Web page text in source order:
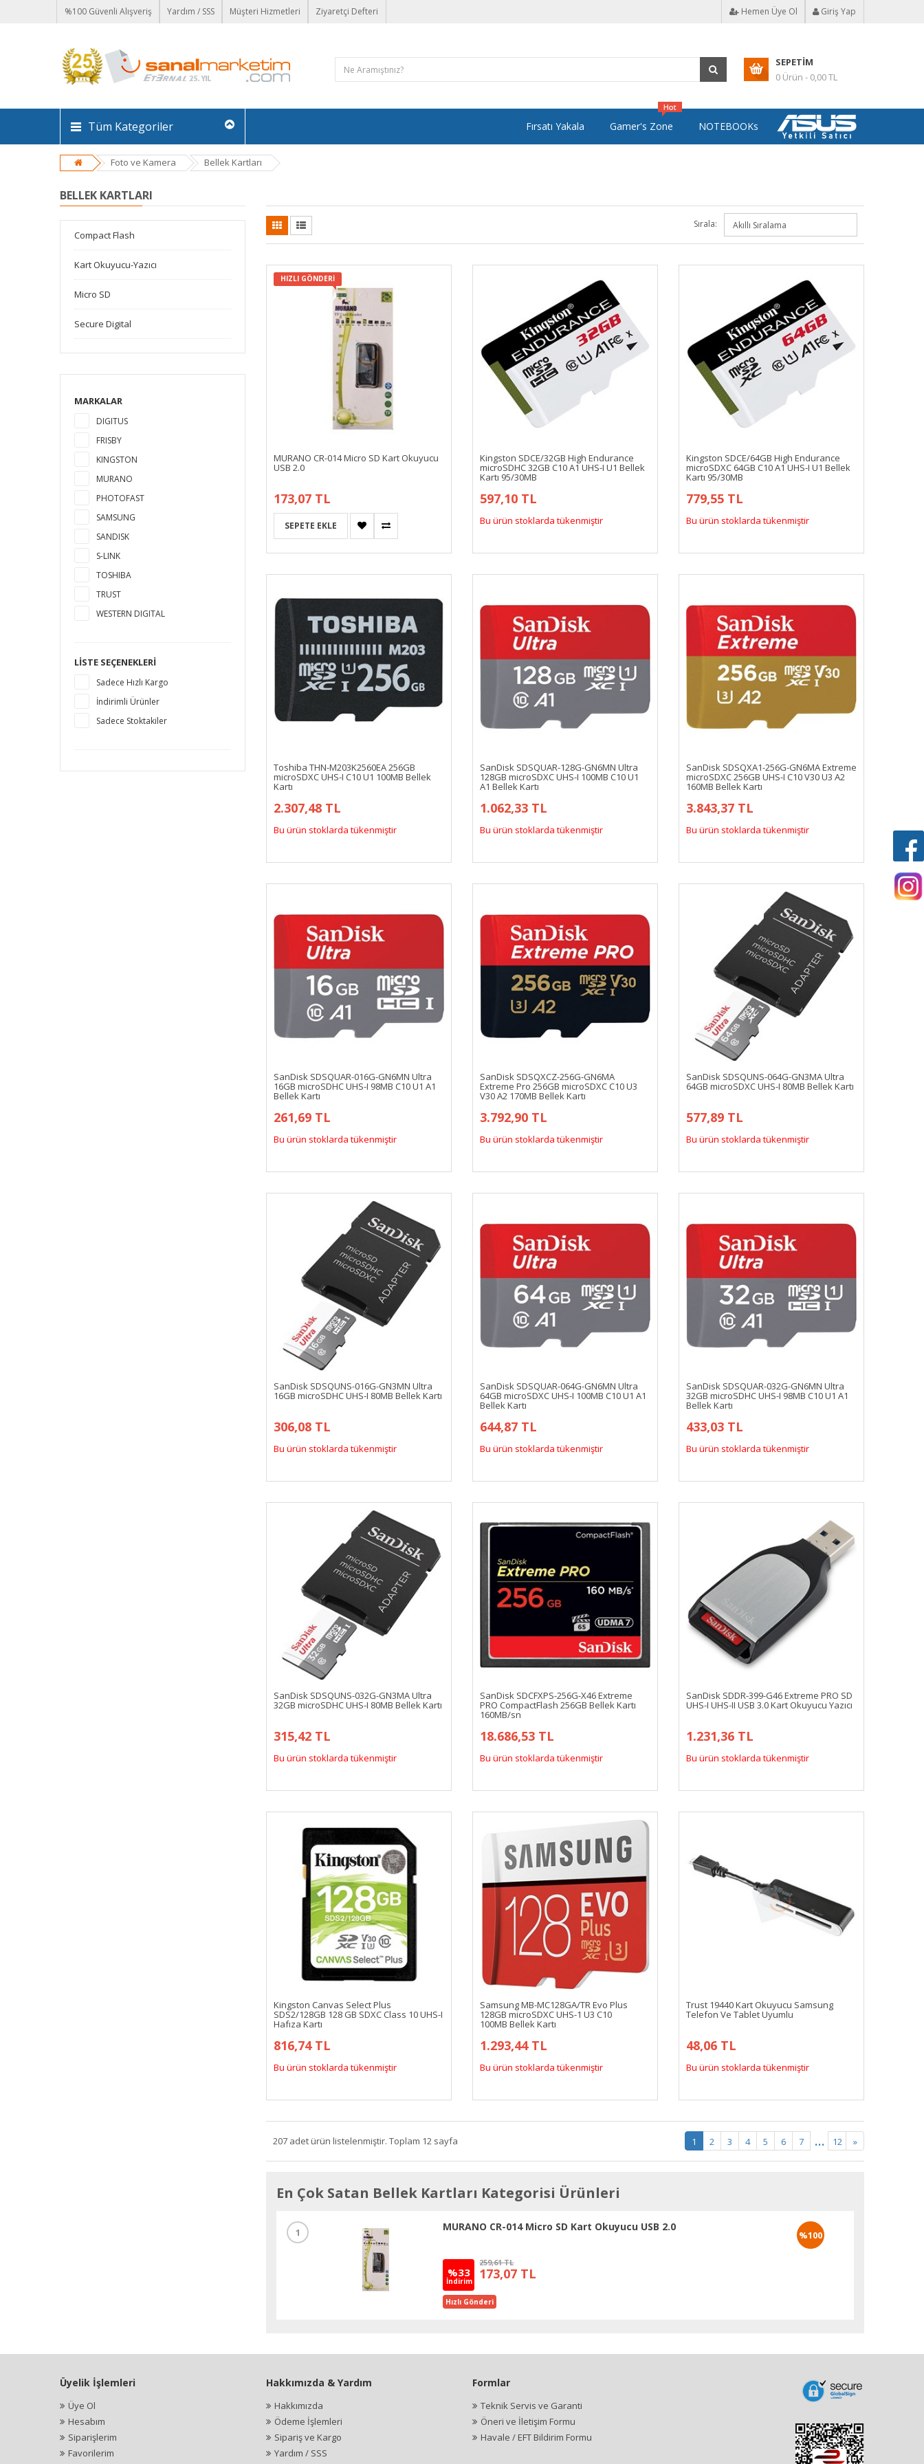
%100 Güvenli Alışveriş Yardım / SSS Müşteri Hizmetleri Ziyaretçi Defteri Hemen Üye Ol Giriş Yap
SEPETIM
0 Ürün - 0,00 TL
Tüm Kategoriler Fırsatı Yakala Gamer's Zone NOTEBOOKs
Foto ve Kamera Bellek Kartları
BELLEK KARTLARI
Compact Flash
Kart Okuyucu-Yazıcı
Micro SD
Secure Digital
MARKALAR
DIGITUS
FRISBY
KINGSTON
MURANO
PHOTOFAST
SAMSUNG
SANDISK
S-LINK
TOSHIBA
TRUST
WESTERN DIGITAL
LISTE SEÇENEKLERI
Sadece Hızlı Kargo
İndirimli Ürünler
Sadece Stoktakiler
Sırala:
HIZLI GÖNDERI
MURANO CR-014 Micro SD Kart Okuyucu
USB 2.0
173,07 TL
Kingston SDCE/32GB High Endurance
microSDHC 32GB C10 A1 UHS-I U1 Bellek
Kartı 95/30MB
597,10 TL
Bu ürün stoklarda tükenmiştir
Kingston SDCE/64GB High Endurance
microSDXC 64GB C10 A1 UHS-I U1 Bellek
Kartı 95/30MB
779,55 TL
Bu ürün stoklarda tükenmiştir
Toshiba THN-M203K2560EA 256GB
microSDXC UHS-I C10 U1 100MB Bellek
Kartı
2.307,48 TL
Bu ürün stoklarda tükenmiştir
SanDisk SDSQUAR-128G-GN6MN Ultra
128GB microSDXC UHS-I 100MB C10 U1
A1 Bellek Kartı
1.062,33 TL
Bu ürün stoklarda tükenmiştir
SanDisk SDSQXA1-256G-GN6MA Extreme
microSDXC 256GB UHS-I C10 V30 U3 A2
160MB Bellek Kartı
3.843,37 TL
Bu ürün stoklarda tükenmiştir
SanDisk SDSQUAR-016G-GN6MN Ultra
16GB microSDHC UHS-I 98MB C10 U1 A1
Bellek Kartı
261,69 TL
Bu ürün stoklarda tükenmiştir
SanDisk SDSQXCZ-256G-GN6MA
Extreme Pro 256GB microSDXC C10 U3
V30 A2 170MB Bellek Kartı
3.792,90 TL
Bu ürün stoklarda tükenmiştir
SanDisk SDSQUNS-064G-GN3MA Ultra
64GB microSDXC UHS-I 80MB Bellek Kartı
577,89 TL
Bu ürün stoklarda tükenmiştir
SanDisk SDSQUNS-016G-GN3MN Ultra
16GB microSDHC UHS-I 80MB Bellek Kartı
306,08 TL
Bu ürün stoklarda tükenmiştir
SanDisk SDSQUAR-064G-GN6MN Ultra
64GB microSDXC UHS-I 100MB C10 U1 A1
Bellek Kartı
644,87 TL
Bu ürün stoklarda tükenmiştir
SanDisk SDSQUAR-032G-GN6MN Ultra
32GB microSDHC UHS-I 98MB C10 U1 A1
Bellek Kartı
433,03 TL
Bu ürün stoklarda tükenmiştir
SanDisk SDSQUNS-032G-GN3MA Ultra
32GB microSDHC UHS-I 80MB Bellek Kartı
315,42 TL
Bu ürün stoklarda tükenmiştir
SanDisk SDCFXPS-256G-X46 Extreme
PRO CompactFlash 256GB Bellek Kartı
160MB/sn
18.686,53 TL
Bu ürün stoklarda tükenmiştir
SanDisk SDDR-399-G46 Extreme PRO SD
UHS-I UHS-II USB 3.0 Kart Okuyucu Yazıcı
1.231,36 TL
Bu ürün stoklarda tükenmiştir
Kingston Canvas Select Plus
SDS2/128GB 128 GB SDXC Class 10 UHS-I
Hafıza Kartı
816,74 TL
Bu ürün stoklarda tükenmiştir
Samsung MB-MC128GA/TR Evo Plus
128GB microSDXC UHS-1 U3 C10
100MB Bellek Kartı
1.293,44 TL
Bu ürün stoklarda tükenmiştir
Trust 19440 Kart Okuyucu Samsung
Telefon Ve Tablet Uyumlu
48,06 TL
Bu ürün stoklarda tükenmiştir
207 adet ürün listelenmiştir. Toplam 12 sayfa 1 2 3 4 5 6 7 ... 12 »
En Çok Satan Bellek Kartları Kategorisi Ürünleri
1 MURANO CR-014 Micro SD Kart Okuyucu USB 2.0
%33
İndirim
259,61 TL
173,07 TL
Hızlı Gönderi
%100
Üyelik İşlemleri
Üye Ol
Hesabım
Siparişlerim
Favorilerim
Hakkımızda & Yardım
Hakkımızda
Ödeme İşlemleri
Sipariş ve Kargo
Yardım / SSS
Formlar
Teknik Servis ve Garanti
Öneri ve İletişim Formu
Havale / EFT Bildirim Formu